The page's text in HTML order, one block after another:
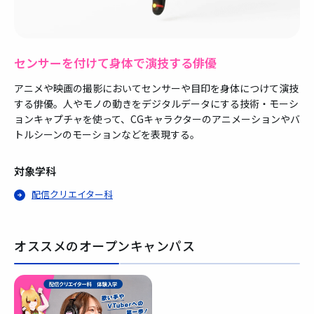
センサーを付けて身体で演技する俳優
アニメや映画の撮影においてセンサーや目印を身体につけて演技
する俳優。人やモノの動きをデジタルデータにする技術・モーシ
ョンキャプチャを使って、CGキャラクターのアニメーションやバ
トルシーンのモーションなどを表現する。
対象学科
配信クリエイター科
オススメのオープンキャンパス